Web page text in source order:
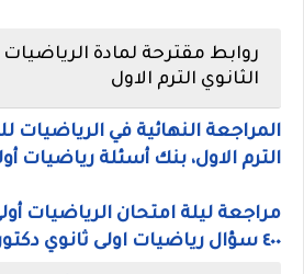
روابط مقترحة لمادة
الثانوي الترم الاول
المراجعة النهائية في الرياضيات
الترم الاول، بنك أسئلة رياضيات أولى
مراجعة ليلة امتحان الرياضيات
٤٠٠ سؤال رياضيات اولى ثانوي دكتور محمد عبد الله